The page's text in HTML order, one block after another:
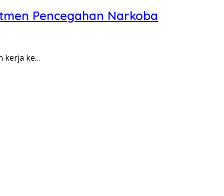
Pencegahan Narkoba
kerja ke…